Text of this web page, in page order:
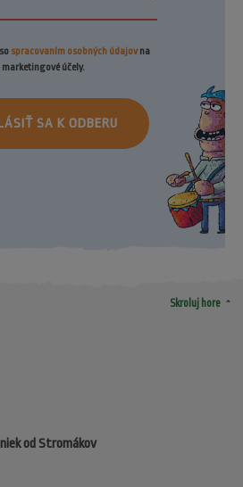
spracovaním osobných údajovna
marketingové účely.
SA K ODBERU
Skroluj hore arrow_drop_up
od Stromákov